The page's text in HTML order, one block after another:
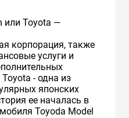
или Toyota —
корпорация, также
услуги и
- одна из
японских
ее началась в
Toyoda Model